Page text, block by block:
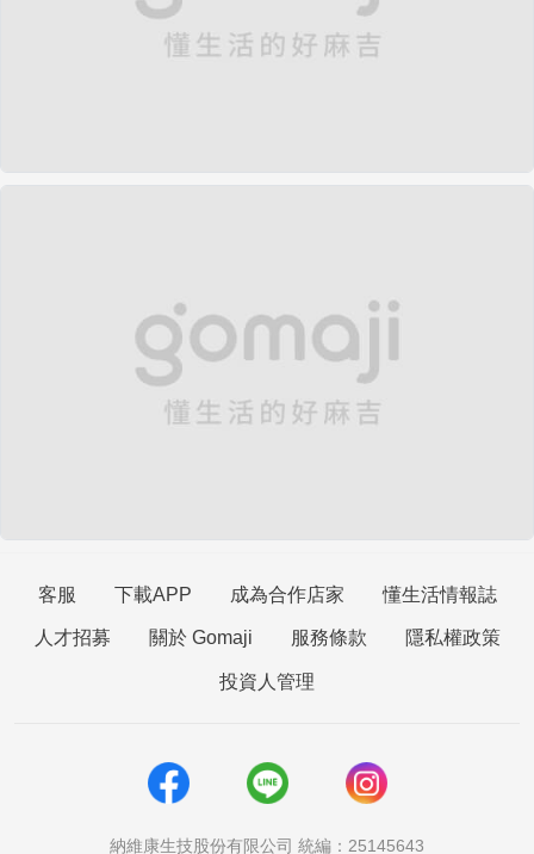
客服 下載APP 成為合作店家 懂生活情報誌
人才招募 關於 Gomaji 服務條款 隱私權政策
投資人管理
納維康生技股份有限公司 統編：25145643